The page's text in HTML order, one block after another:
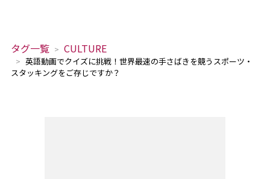
タグ一覧 CULTURE
英語動画でクイズに挑戦！世界最速の手さばきを競うスポーツ・
スタッキングをご存じですか？